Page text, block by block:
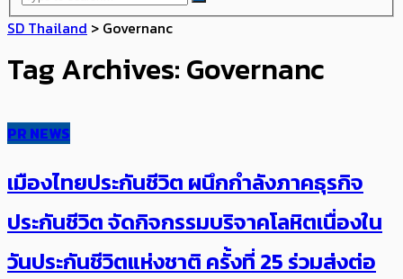
SD Thailand > Governanc
Tag Archives: Governanc
PR NEWS
เมืองไทยประกันชีวิต ผนึกกำลังภาคธุรกิจ
ประกันชีวิต จัดกิจกรรมบริจาคโลหิตเนื่องใน
วันประกันชีวิตแห่งชาติ ครั้งที่ 25 ร่วมส่งต่อ